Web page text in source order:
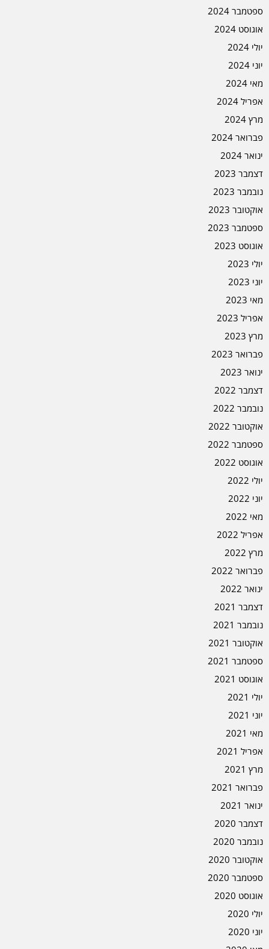
ספטמבר 2024
אוגוסט 2024
יולי 2024
יוני 2024
מאי 2024
אפריל 2024
מרץ 2024
פברואר 2024
ינואר 2024
דצמבר 2023
נובמבר 2023
אוקטובר 2023
ספטמבר 2023
אוגוסט 2023
יולי 2023
יוני 2023
מאי 2023
אפריל 2023
מרץ 2023
פברואר 2023
ינואר 2023
דצמבר 2022
נובמבר 2022
אוקטובר 2022
ספטמבר 2022
אוגוסט 2022
יולי 2022
יוני 2022
מאי 2022
אפריל 2022
מרץ 2022
פברואר 2022
ינואר 2022
דצמבר 2021
נובמבר 2021
אוקטובר 2021
ספטמבר 2021
אוגוסט 2021
יולי 2021
יוני 2021
מאי 2021
אפריל 2021
מרץ 2021
פברואר 2021
ינואר 2021
דצמבר 2020
נובמבר 2020
אוקטובר 2020
ספטמבר 2020
אוגוסט 2020
יולי 2020
יוני 2020